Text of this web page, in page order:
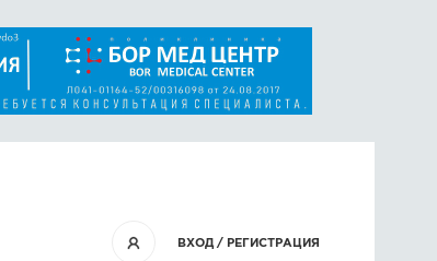
ВХОД/ РЕГИСТРАЦИЯ